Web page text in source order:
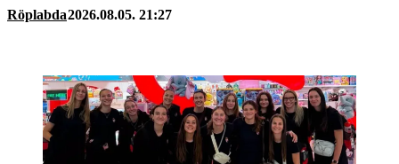
Röplabda2026.08.05. 21:27